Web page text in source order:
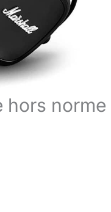
hors